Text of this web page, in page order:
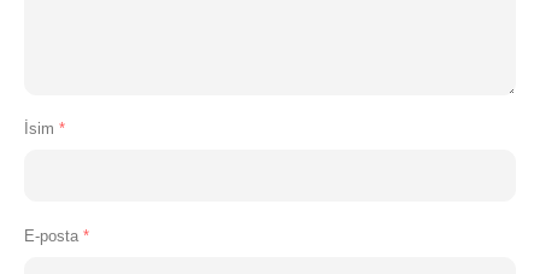
İsim *
E-posta *